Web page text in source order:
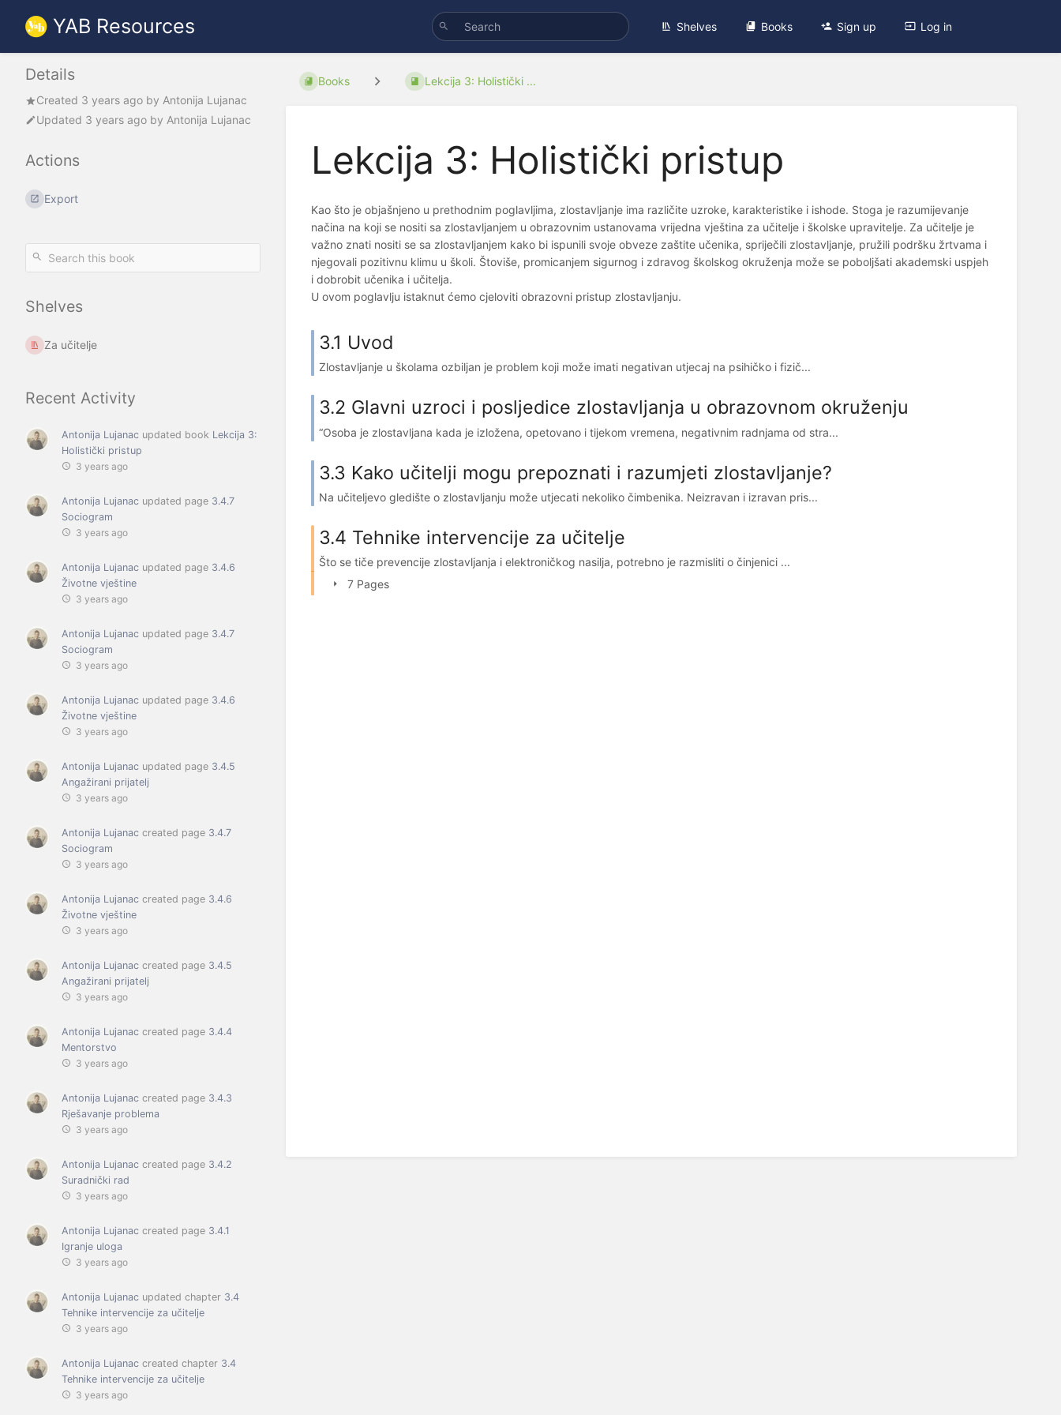
YAB Resources Shelves Books Sign up Log in
Shelves
Za učitelje
Recent Activity
Antonija Lujanac updated book Lekcija 3:
Holistički pristup
3 years ago
Antonija Lujanac updated page 3.4.7
Sociogram
3 years ago
Antonija Lujanac updated page 3.4.6
Životne vještine
3 years ago
Antonija Lujanac updated page 3.4.7
Sociogram
3 years ago
Antonija Lujanac updated page 3.4.6
Životne vještine
3 years ago
Antonija Lujanac updated page 3.4.5
Angažirani prijatelj
3 years ago
Antonija Lujanac created page 3.4.7
Sociogram
3 years ago
Antonija Lujanac created page 3.4.6
Životne vještine
3 years ago
Antonija Lujanac created page 3.4.5
Angažirani prijatelj
3 years ago
Antonija Lujanac created page 3.4.4
Mentorstvo
3 years ago
Antonija Lujanac created page 3.4.3
Rješavanje problema
3 years ago
Antonija Lujanac created page 3.4.2
Suradnički rad
3 years ago
Antonija Lujanac created page 3.4.1
Igranje uloga
3 years ago
Antonija Lujanac updated chapter 3.4
Tehnike intervencije za učitelje
3 years ago
Antonija Lujanac created chapter 3.4
Tehnike intervencije za učitelje
3 years ago
Books Lekcija 3: Holistički ...
Lekcija 3: Holistički pristup
Kao što je objašnjeno u prethodnim poglavljima, zlostavljanje ima različite uzroke, karakteristike i ishode. Stoga je razumijevanje
načina na koji se nositi sa zlostavljanjem u obrazovnim ustanovama vrijedna vještina za učitelje i školske upravitelje. Za učitelje je
važno znati nositi se sa zlostavljanjem kako bi ispunili svoje obveze zaštite učenika, spriječili zlostavljanje, pružili podršku žrtvama i
njegovali pozitivnu klimu u školi. Štoviše, promicanjem sigurnog i zdravog školskog okruženja može se poboljšati akademski uspjeh
i dobrobit učenika i učitelja.
U ovom poglavlju istaknut ćemo cjeloviti obrazovni pristup zlostavljanju.
3.1 Uvod
Zlostavljanje u školama ozbiljan je problem koji može imati negativan utjecaj na psihičko i fizič...
3.2 Glavni uzroci i posljedice zlostavljanja u obrazovnom okruženju
“Osoba je zlostavljana kada je izložena, opetovano i tijekom vremena, negativnim radnjama od stra...
3.3 Kako učitelji mogu prepoznati i razumjeti zlostavljanje?
Na učiteljevo gledište o zlostavljanju može utjecati nekoliko čimbenika. Neizravan i izravan pris...
3.4 Tehnike intervencije za učitelje
Što se tiče prevencije zlostavljanja i elektroničkog nasilja, potrebno je razmisliti o činjenici ...
7 Pages
Details
Created 3 years ago by Antonija Lujanac
Updated 3 years ago by Antonija Lujanac
Actions
Export